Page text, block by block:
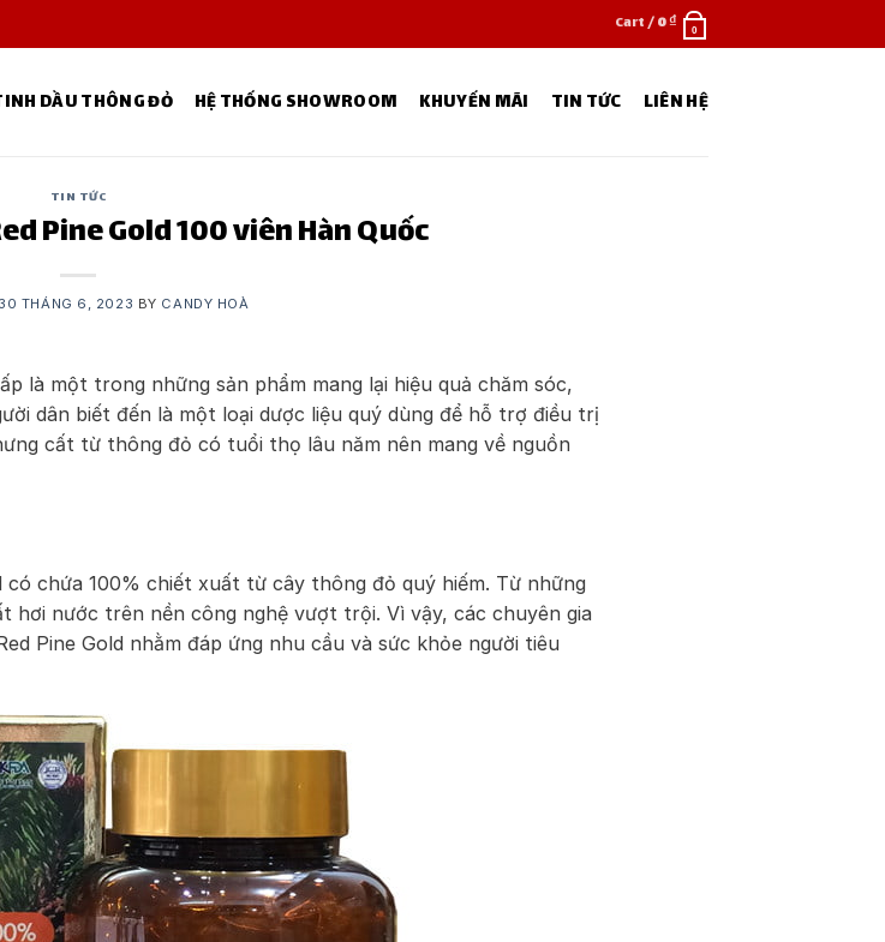
Cart /0₫ 0
DẦU THÔNG ĐỎ HỆ THỐNG SHOWROOM KHUYẾN MÃI TIN TỨC LIÊN HỆ
TIN TỨC
Pine Gold 100 viên Hàn Quốc
30 THÁNG 6, 2023 BY CANDY HOÀ
là một trong những sản phẩm mang lại hiệu quả chăm sóc,
dân biết đến là một loại dược liệu quý dùng để hỗ trợ điều trị
cất từ thông đỏ có tuổi thọ lâu năm nên mang về nguồn
có chứa 100% chiết xuất từ cây thông đỏ quý hiếm. Từ những
nước trên nền công nghệ vượt trội. Vì vậy, các chuyên gia
Pine Gold nhằm đáp ứng nhu cầu và sức khỏe người tiêu